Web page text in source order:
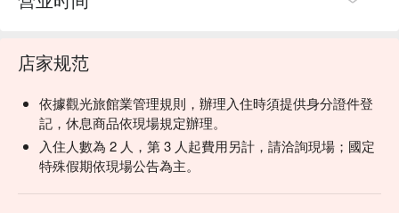
店家规范
依據觀光旅館業管理規則，辦理入住時須提供身分證件登
記，休息商品依現場規定辦理。
入住人數為 2 人，第 3 人起費用另計，請洽詢現場；國定
特殊假期依現場公告為主。